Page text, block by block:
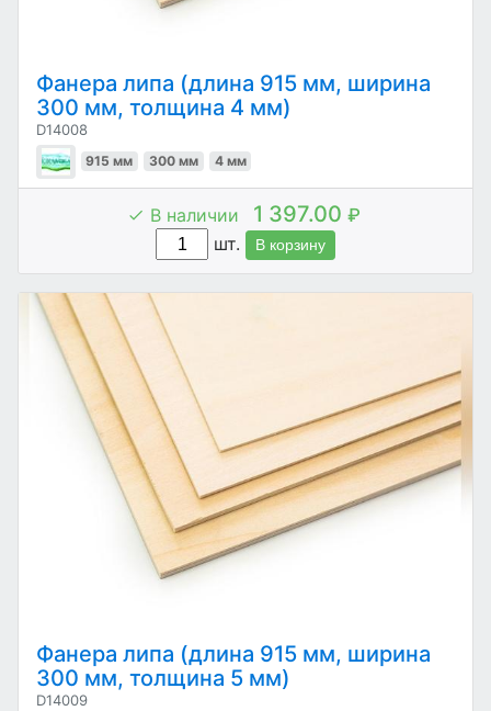
Фанера липа (длина 915 мм, ширина
300 мм, толщина 4 мм)
D14008
915 мм 300 мм 4 мм
В наличии 1 397.00 ₽
шт.
В корзину
Фанера липа (длина 915 мм, ширина
300 мм, толщина 5 мм)
D14009